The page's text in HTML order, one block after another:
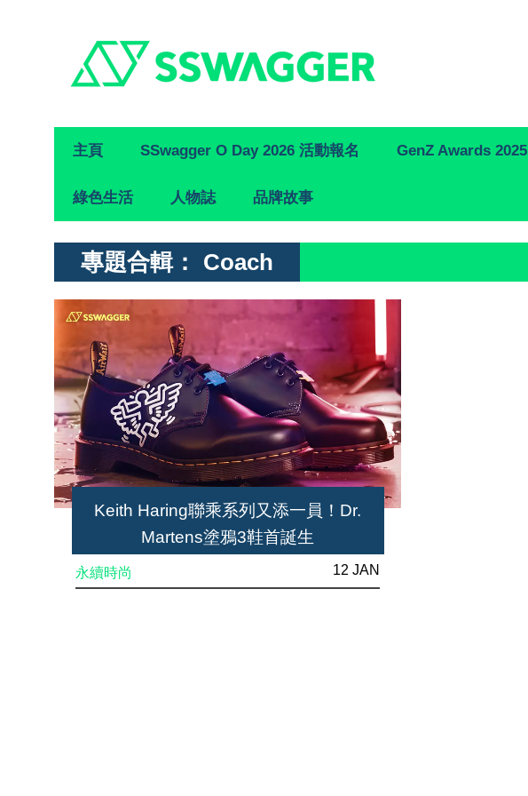
Primary
Navigation
主頁 SSwagger O Day 2026 活動報名 GenZ Awards 2025
綠色生活 人物誌 品牌故事
專題合輯： Coach
Keith Haring聯乘系列又添一員！Dr.
Martens塗鴉3鞋首誕生
永續時尚 12 JAN